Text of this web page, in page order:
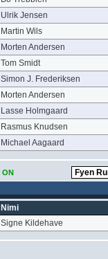
Ulrik Jensen
Martin Wils
Morten Andersen
Tom Smidt
Simon J. Frederiksen
Morten Andersen
Lasse Holmgaard
Rasmus Knudsen
Michael Aagaard
ON
Nimi
Signe Kildehave